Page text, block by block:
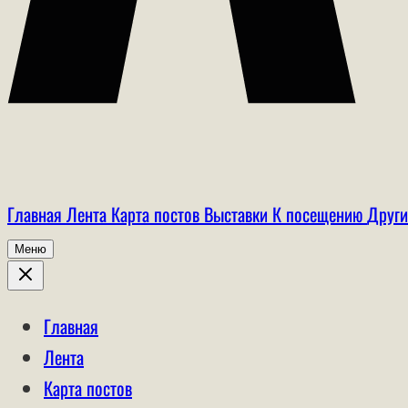
Главная Лента Карта постов Выставки К посещению
Меню
Главная
Лента
Карта постов